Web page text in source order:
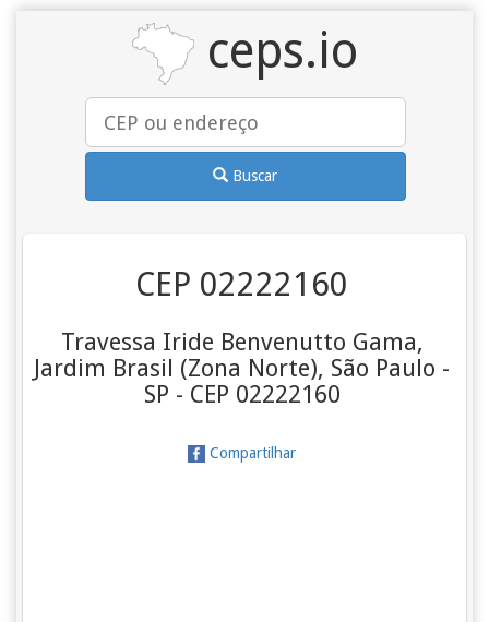
ceps.io
Buscar
CEP 02222160
Travessa Iride Benvenutto Gama,
Jardim Brasil (Zona Norte), São Paulo -
SP - CEP 02222160
Compartilhar